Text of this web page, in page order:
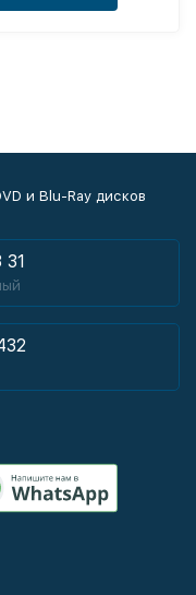
и Blu-Ray дисков
31